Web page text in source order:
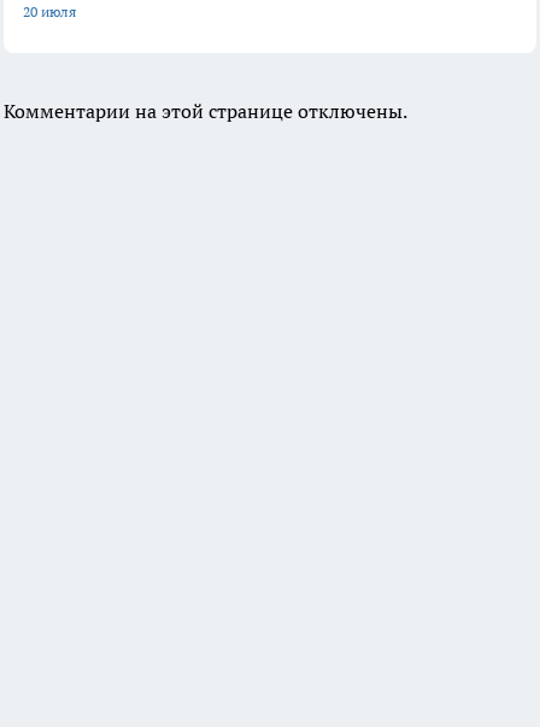
20 июля
Комментарии на этой странице отключены.